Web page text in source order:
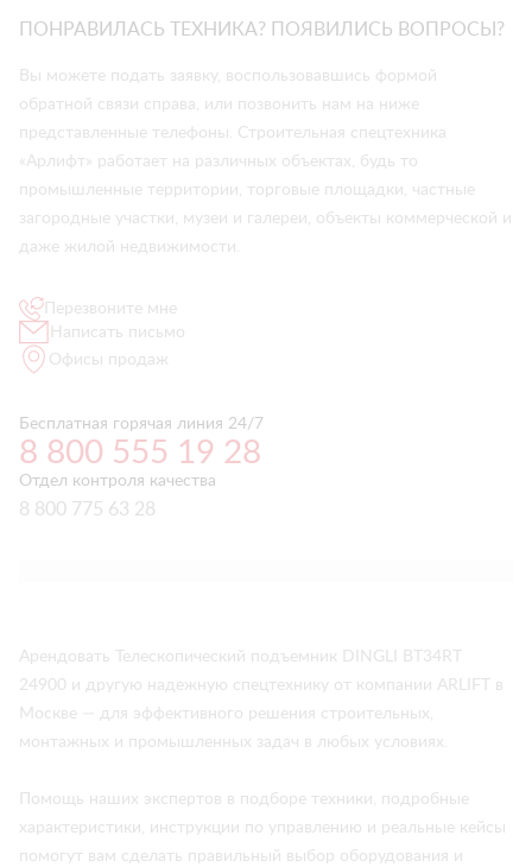
ПОНРАВИЛАСЬ ТЕХНИКА? ПОЯВИЛИСЬ ВОПРОСЫ?
Вы можете подать заявку, воспользовавшись формой
обратной связи справа, или позвонить нам на ниже
представленные телефоны. Строительная спецтехника
«Арлифт» работает на различных объектах, будь то
промышленные территории, торговые площадки, частные
загородные участки, музеи и галереи, объекты коммерческой и
даже жилой недвижимости.
Перезвоните мне
Написать письмо
Офисы продаж
Бесплатная горячая линия 24/7
8 800 555 19 28
Отдел контроля качества
8 800 775 63 28
Арендовать Телескопический подъемник DINGLI BT34RT
24900 и другую надежную спецтехнику от компании ARLIFT в
Москве — для эффективного решения строительных,
монтажных и промышленных задач в любых условиях.
Помощь наших экспертов в подборе техники, подробные
характеристики, инструкции по управлению и реальные кейсы
помогут вам сделать правильный выбор оборудования и